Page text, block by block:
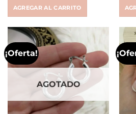
AGREGAR AL CARRITO
¡Oferta!
AGOTADO